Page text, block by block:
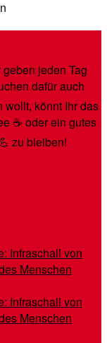
jeden Tag
dafür auch
wollt, könnt Ihr das
☕️ oder ein gutes
zu bleiben!
Infraschall von
Menschen
Infraschall von
Menschen